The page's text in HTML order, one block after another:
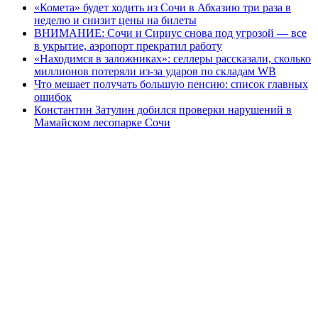
«Комета» будет ходить из Сочи в Абхазию три раза в
неделю и снизит цены на билеты
ВНИМАНИЕ: Сочи и Сириус снова под угрозой — все
в укрытие, аэропорт прекратил работу
«Находимся в заложниках»: селлеры рассказали, сколько
миллионов потеряли из-за ударов по складам WB
Что мешает получать большую пенсию: список главных
ошибок
Константин Затулин добился проверки нарушений в
Мамайском лесопарке Сочи